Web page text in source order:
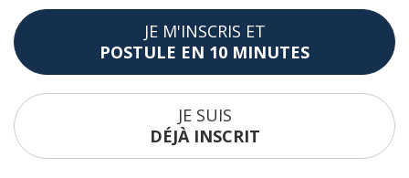
JE M'INSCRIS ET
POSTULE EN 10 MINUTES
JE SUIS
DÉJÀ INSCRIT